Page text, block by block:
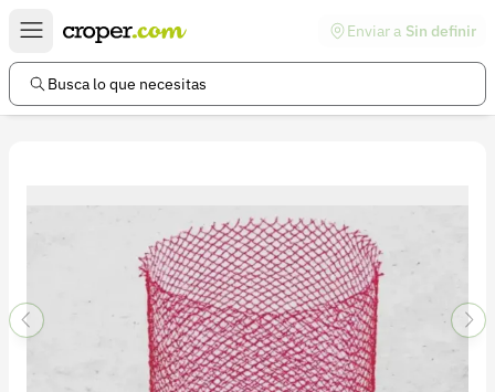
Enviar a Sin definir
Busca lo que necesitas
Enlaces de interés
Preguntas frecuentes
Información legal
Términos y condiciones
Política de devoluciones
Política de privacidad